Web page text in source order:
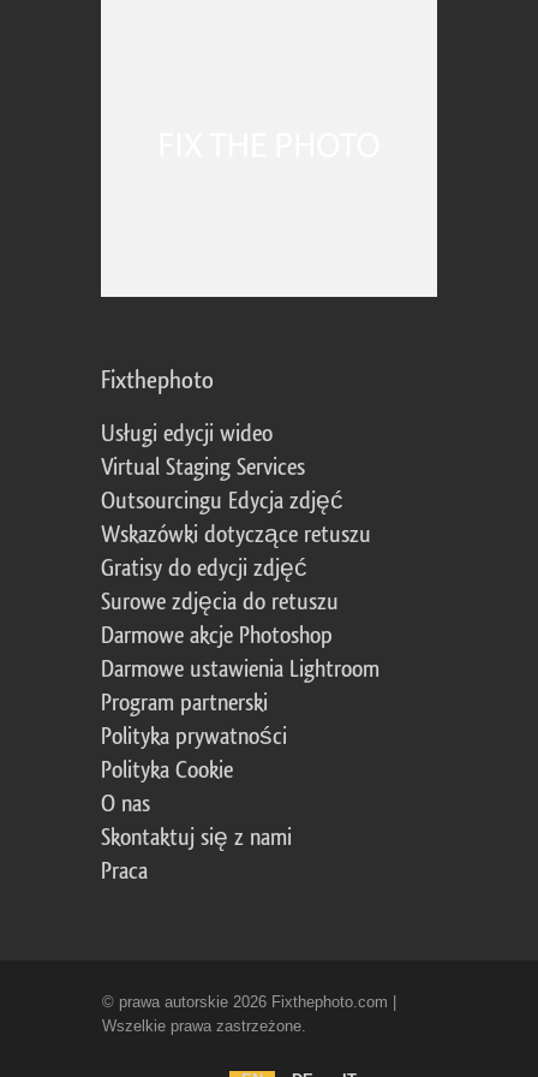
Fixthephoto
Usługi edycji wideo
Virtual Staging Services
Outsourcingu Edycja zdjęć
Wskazówki dotyczące retuszu
Gratisy do edycji zdjęć
Surowe zdjęcia do retuszu
Darmowe akcje Photoshop
Darmowe ustawienia Lightroom
Program partnerski
Polityka prywatności
Polityka Cookie
O nas
Skontaktuj się z nami
Praca
© prawa autorskie 2026 Fixthephoto.com |
Wszelkie prawa zastrzeżone.